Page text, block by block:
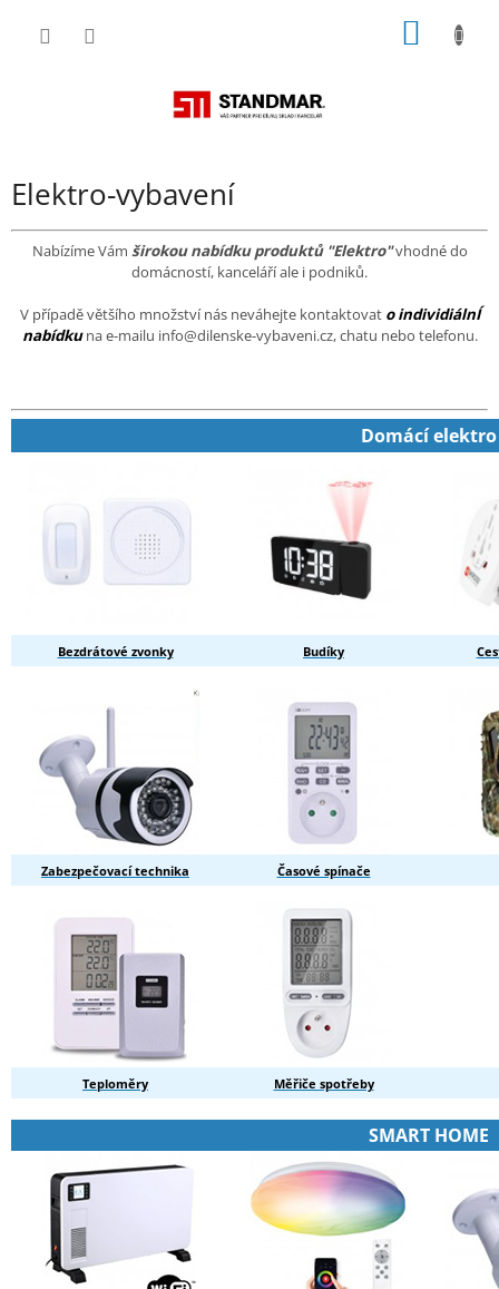
Elektro-vybavení
Nabízíme Vám širokou nabídku produktů "Elektro"vhodné do
domácností, kanceláří ale i podniků.
V případě většího množství nás neváhejte kontaktovat o individiálnÍ
nabídkuna e-mailu info@dilenske-vybaveni.cz, chatu nebo telefonu.
Domácí elektro
Bezdrátové zvonky Budíky
Zabezpečovací technika Časové spínače
Teploměry Měřiče spotřeby
SMART HOME